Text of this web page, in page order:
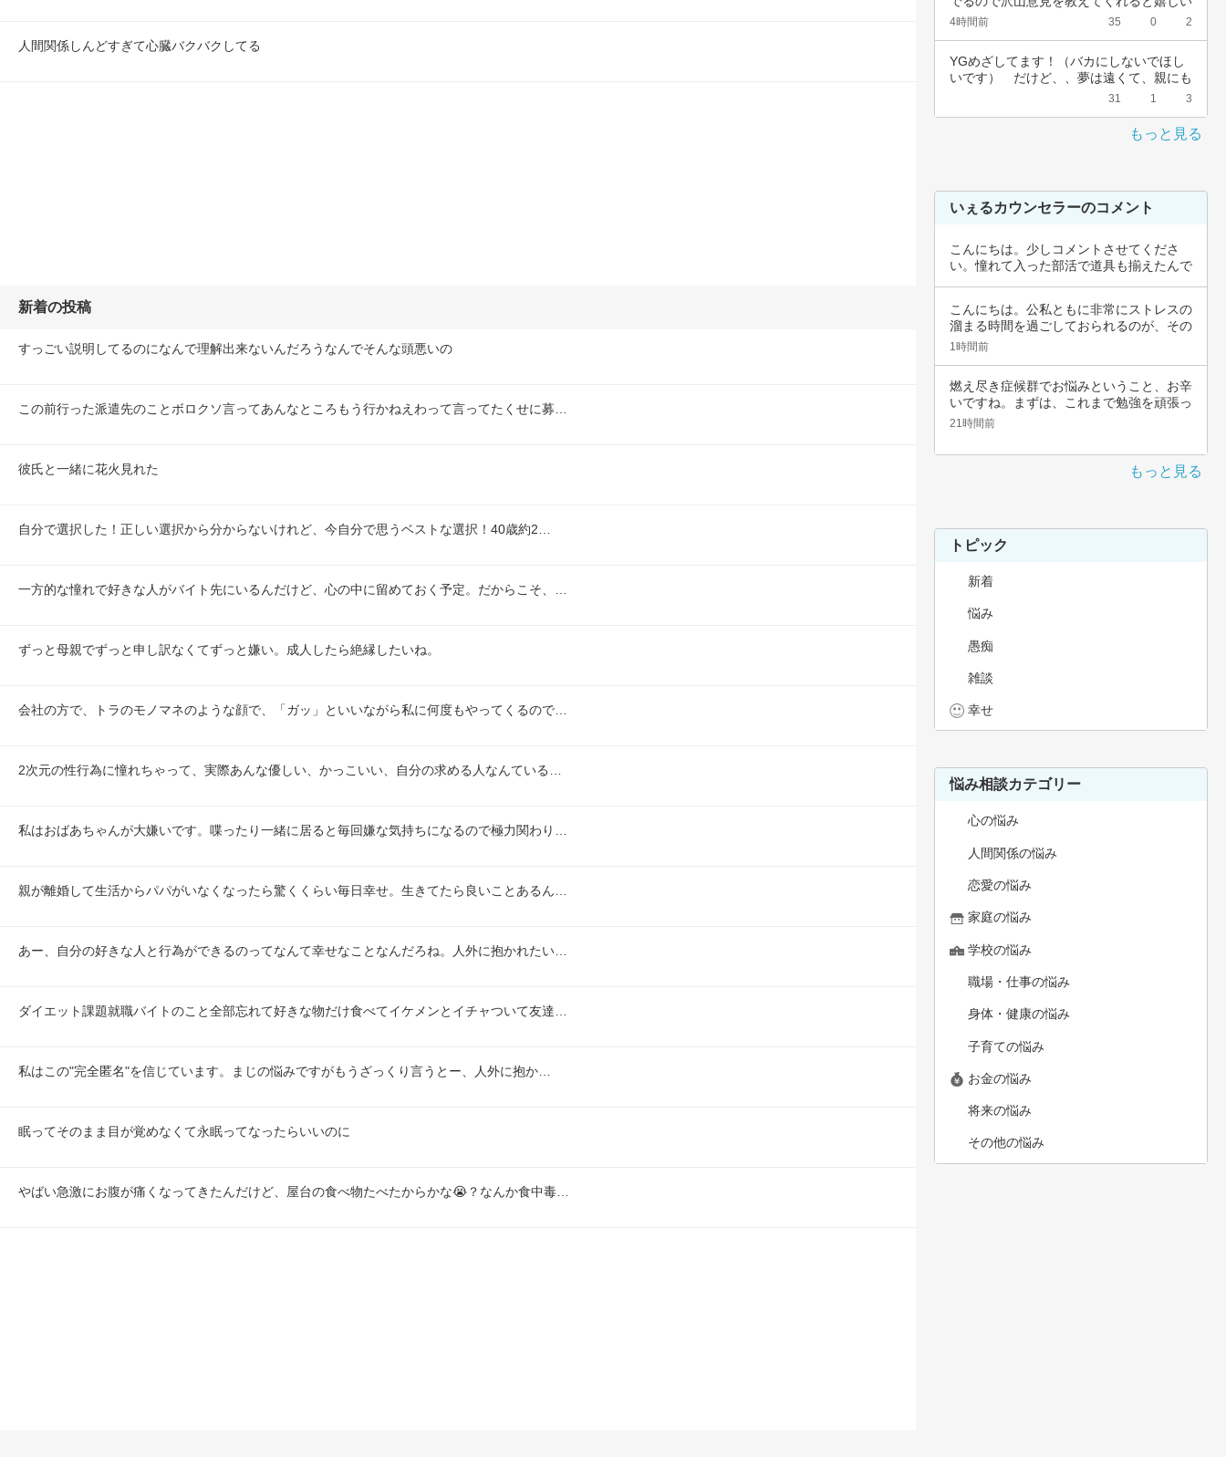
人間関係しんどすぎて心臓バクバクしてる
新着の投稿
すっごい説明してるのになんで理解出来ないんだろうなんでそんな頭悪いの
この前行った派遣先のことボロクソ言ってあんなところもう行かねえわって言ってたくせに募…
彼氏と一緒に花火見れた
自分で選択した！正しい選択から分からないけれど、今自分で思うベストな選択！40歳約2…
一方的な憧れで好きな人がバイト先にいるんだけど、心の中に留めておく予定。だからこそ、…
ずっと母親でずっと申し訳なくてずっと嫌い。成人したら絶縁したいね。
会社の方で、トラのモノマネのような顔で、「ガッ」といいながら私に何度もやってくるので…
2次元の性行為に憧れちゃって、実際あんな優しい、かっこいい、自分の求める人なんている…
私はおばあちゃんが大嫌いです。喋ったり一緒に居ると毎回嫌な気持ちになるので極力関わり…
親が離婚して生活からパパがいなくなったら驚くくらい毎日幸せ。生きてたら良いことあるん…
あー、自分の好きな人と行為ができるのってなんて幸せなことなんだろね。人外に抱かれたい…
ダイエット課題就職バイトのこと全部忘れて好きな物だけ食べてイケメンとイチャついて友達…
私はこの"完全匿名"を信じています。まじの悩みですがもうざっくり言うとー、人外に抱か…
眠ってそのまま目が覚めなくて永眠ってなったらいいのに
やばい急激にお腹が痛くなってきたんだけど、屋台の食べ物たべたからかな😭？なんか食中毒…
です。中…
4時間前 35 0 2
YGめざしてます！（バカにしないでほし
いです）　だけど、、夢は遠くて、親にも
31 1 3
もっと見る
いぇるカウンセラーのコメント
こんにちは。少しコメントさせてくださ
い。憧れて入った部活で道具も揃えたんで
こんにちは。公私ともに非常にストレスの
溜まる時間を過ごしておられるのが、その
辛さと共…
1時間前
燃え尽き症候群でお悩みということ、お辛
いですね。まずは、これまで勉強を頑張っ
てこられ…
21時間前
もっと見る
トピック
新着
悩み
愚痴
雑談
幸せ
悩み相談カテゴリー
心の悩み
人間関係の悩み
恋愛の悩み
家庭の悩み
学校の悩み
職場・仕事の悩み
身体・健康の悩み
子育ての悩み
お金の悩み
将来の悩み
その他の悩み